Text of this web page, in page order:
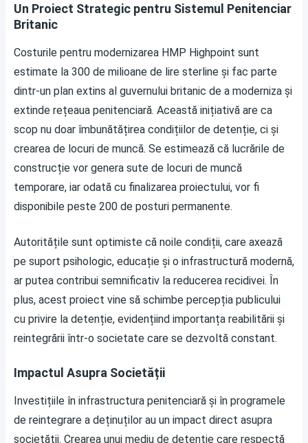
Un Proiect Strategic pentru Sistemul Penitenciar
Britanic
Costurile pentru modernizarea HMP Highpoint sunt
estimate la 300 de milioane de lire sterline și fac parte
dintr-un plan extins al guvernului britanic de a moderniza și
extinde rețeaua penitenciară. Această inițiativă are ca
scop nu doar îmbunătățirea condițiilor de detenție, ci și
crearea de locuri de muncă. Se estimează că lucrările de
construcție vor genera sute de locuri de muncă
temporare, iar odată cu finalizarea proiectului, vor fi
disponibile peste 200 de posturi permanente.
Autoritățile sunt optimiste că noile condiții, care axează
pe suport psihologic, educație și o infrastructură modernă,
ar putea contribui semnificativ la reducerea recidivei. În
plus, acest proiect vine să schimbe percepția publicului
cu privire la detenție, evidențiind importanța reabilitării și
reintegrării într-o societate care se dezvoltă constant.
Impactul Asupra Societății
Investițiile în infrastructura penitenciară și în programele
de reintegrare a deținuților au un impact direct asupra
societății. Crearea unui mediu de detenție care respectă